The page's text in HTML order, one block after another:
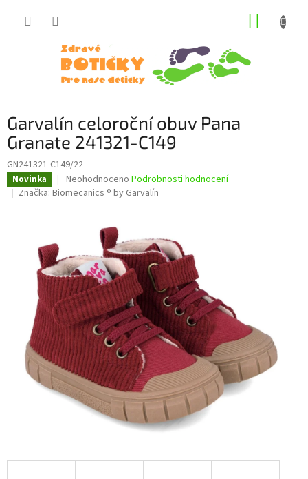
Garvalín celoroční obuv Pana
Granate 241321-C149
GN241321-C149/22
Novinka
Průměrné
hodnocení
5
hvězdiček.
Neohodnoceno Podrobnosti hodnocení
Značka: Biomecanics ® by Garvalín